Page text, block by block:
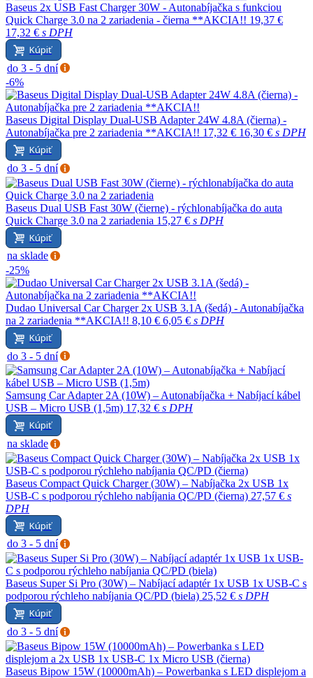
Baseus 2x USB Fast Charger 30W - Autonabíjačka s funkciou
Quick Charge 3.0 na 2 zariadenia - čierna **AKCIA!! 19,37 €
17,32 € s DPH
Kúpiť
do 3 - 5 dní
-6%
Baseus Digital Display Dual-USB Adapter 24W 4.8A (čierna) -
Autonabíjačka pre 2 zariadenia **AKCIA!! 17,32 € 16,30 € s DPH
Kúpiť
do 3 - 5 dní
Baseus Dual USB Fast 30W (čierne) - rýchlonabíjačka do auta
Quick Charge 3.0 na 2 zariadenia 15,27 € s DPH
Kúpiť
na sklade
-25%
Dudao Universal Car Charger 2x USB 3.1A (šedá) - Autonabíjačka
na 2 zariadenia **AKCIA!! 8,10 € 6,05 € s DPH
Kúpiť
do 3 - 5 dní
Samsung Car Adapter 2A (10W) – Autonabíjačka + Nabíjací kábel
USB – Micro USB (1,5m) 17,32 € s DPH
Kúpiť
na sklade
Baseus Compact Quick Charger (30W) – Nabíjačka 2x USB 1x
USB-C s podporou rýchleho nabíjania QC/PD (čierna) 27,57 € s
DPH
Kúpiť
do 3 - 5 dní
Baseus Super Si Pro (30W) – Nabíjací adaptér 1x USB 1x USB-C s
podporou rýchleho nabíjania QC/PD (biela) 25,52 € s DPH
Kúpiť
do 3 - 5 dní
Baseus Bipow 15W (10000mAh) – Powerbanka s LED displejom a